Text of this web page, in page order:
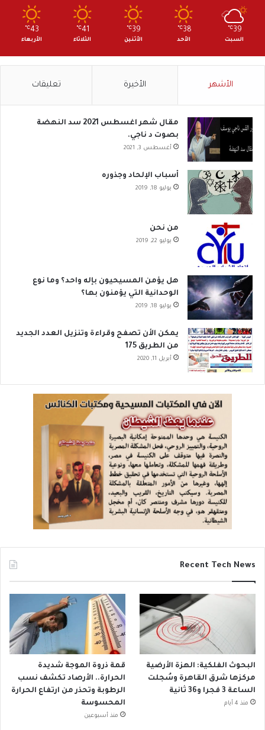
39
℃
السبت
38
℃
الأحد
39
℃
الأثنين
41
℃
الثلاثاء
43
℃
الأربعاء
الأشهر الأخيرة تعليقات
مقال شهر اغسطس 2021 سد النهضة
بصوت د ناجي.
أغسطس 3, 2021
أسباب الإلحاد وجذوره
يوليو 18, 2019
من نحن
يوليو 22, 2019
هل يؤمن المسيحيون بإله واحد؟ وما نوع
الوحدانية التي يؤمنون بها؟
يوليو 18, 2019
يمكن الأن تصفح وقراءة وتنزيل العدد الجديد
من الطريق 175
أبريل 11, 2020
Recent Tech News
البحوث الفلكية: الهزة الأرضية
مركزها شرق القاهرة وسُجلت
الساعة 3 فجرا و36 ثانية
منذ 4 أيام
قمة ذروة الموجة شديدة
الحرارة.. الأرصاد تكشف نسب
الرطوبة وتحذر من ارتفاع الحرارة
المحسوسة
منذ أسبوعين